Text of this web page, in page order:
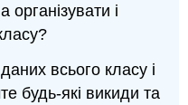
і
всього класу і
будь-які викиди та